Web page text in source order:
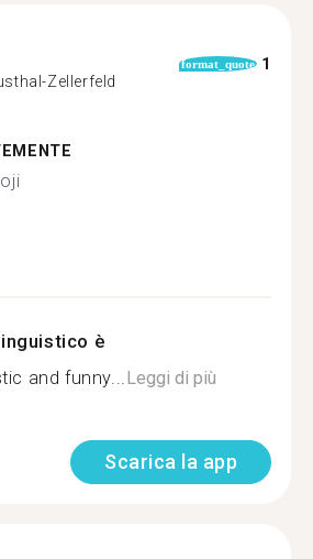
Zellerfeld
format_quote 1
è
and funny...Leggi di più
Scarica la app